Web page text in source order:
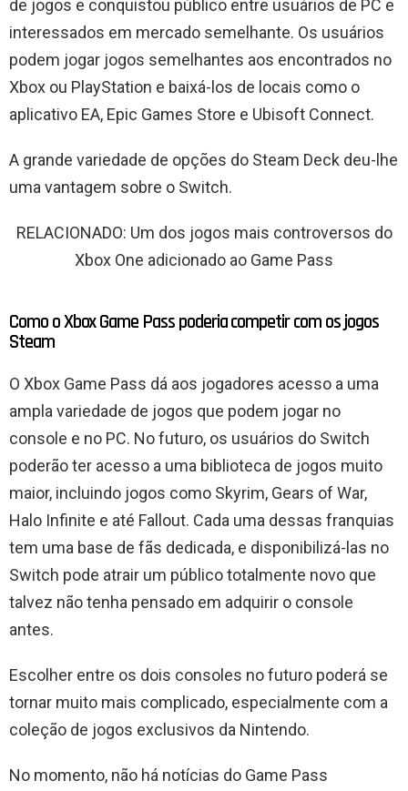
de jogos e conquistou público entre usuários de PC e
interessados ​​em mercado semelhante. Os usuários
podem jogar jogos semelhantes aos encontrados no
Xbox ou PlayStation e baixá-los de locais como o
aplicativo EA, Epic Games Store e Ubisoft Connect.
A grande variedade de opções do Steam Deck deu-lhe
uma vantagem sobre o Switch.
RELACIONADO: Um dos jogos mais controversos do
Xbox One adicionado ao Game Pass
Como o Xbox Game Pass poderia competir com os jogos
Steam
O Xbox Game Pass dá aos jogadores acesso a uma
ampla variedade de jogos que podem jogar no
console e no PC. No futuro, os usuários do Switch
poderão ter acesso a uma biblioteca de jogos muito
maior, incluindo jogos como Skyrim, Gears of War,
Halo Infinite e até Fallout. Cada uma dessas franquias
tem uma base de fãs dedicada, e disponibilizá-las no
Switch pode atrair um público totalmente novo que
talvez não tenha pensado em adquirir o console
antes.
Escolher entre os dois consoles no futuro poderá se
tornar muito mais complicado, especialmente com a
coleção de jogos exclusivos da Nintendo.
No momento, não há notícias do Game Pass